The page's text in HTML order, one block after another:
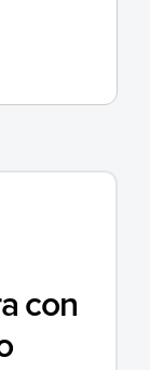
con